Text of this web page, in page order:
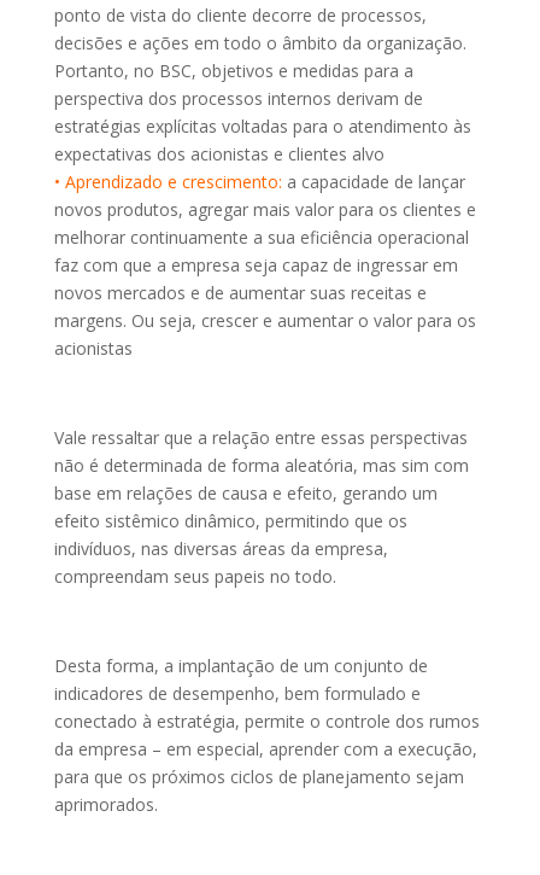
ponto de vista do cliente decorre de processos,
decisões e ações em todo o âmbito da organização.
Portanto, no BSC, objetivos e medidas para a
perspectiva dos processos internos derivam de
estratégias explícitas voltadas para o atendimento às
expectativas dos acionistas e clientes alvo
• Aprendizado e crescimento: a capacidade de lançar
novos produtos, agregar mais valor para os clientes e
melhorar continuamente a sua eficiência operacional
faz com que a empresa seja capaz de ingressar em
novos mercados e de aumentar suas receitas e
margens. Ou seja, crescer e aumentar o valor para os
acionistas
Vale ressaltar que a relação entre essas perspectivas
não é determinada de forma aleatória, mas sim com
base em relações de causa e efeito, gerando um
efeito sistêmico dinâmico, permitindo que os
indivíduos, nas diversas áreas da empresa,
compreendam seus papeis no todo.
Desta forma, a implantação de um conjunto de
indicadores de desempenho, bem formulado e
conectado à estratégia, permite o controle dos rumos
da empresa – em especial, aprender com a execução,
para que os próximos ciclos de planejamento sejam
aprimorados.